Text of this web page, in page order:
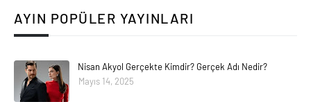
AYIN POPÜLER YAYINLARI
Nisan Akyol Gerçekte Kimdir? Gerçek Adı Nedir?
Mayıs 14, 2025